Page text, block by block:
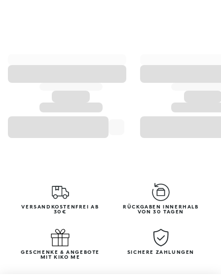
VERSANDKOSTENFREI AB
30€
RÜCKGABEN INNERHALB
VON 30 TAGEN
GESCHENKE & ANGEBOTE
MIT KIKO ME
SICHERE ZAHLUNGEN